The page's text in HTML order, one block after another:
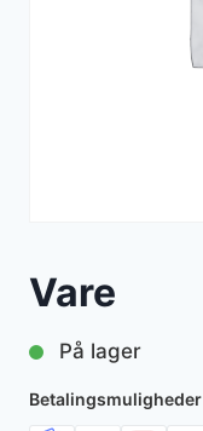
Vare
På lager
Betalingsmuligheder